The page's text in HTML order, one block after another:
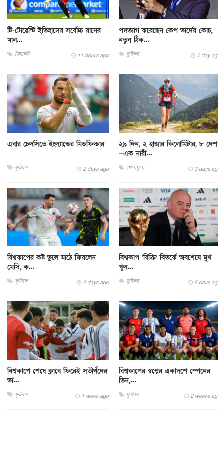
টি-টোয়েন্টি ইতিহাসের সর্বোচ্চ রানের
মাল...
ক্রিকেট 11 hours ago
পদত্যাগ করেছেন কেপ ভার্দের কোচ,
নতুন ঠিক...
ফুটবল 1 day ago
এবার চেলসিতে ইংল্যান্ডের মিডফিল্ডার
ফুটবল 2 days ago
২৯ দিন, ২ হাজার কিলোমিটার, ৮ দেশ
—এক নারী...
খেলাধুলা 3 days ago
বিশ্বকাপের কষ্ট ভুলে মাঠে ফিরলেন
মেসি, ক...
ফুটবল 4 days ago
বিশ্বকাপ ‘বিক্রি’ বিতর্কে অবশেষে মুখ
খুল...
ফুটবল 6 days ago
বিশ্বকাপে শেষে ক্লাবে ফিরেই সতীর্থদের
ভা...
ফুটবল 1 week ago
বিশ্বকাপের স্বপ্নের একাদশে স্পেনের
তিন,...
ফুটবল 2 weeks ago